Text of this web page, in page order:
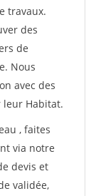
travaux.
des
de
Nous
avec des
Habitat.
, faites
via notre
devis et
validée,